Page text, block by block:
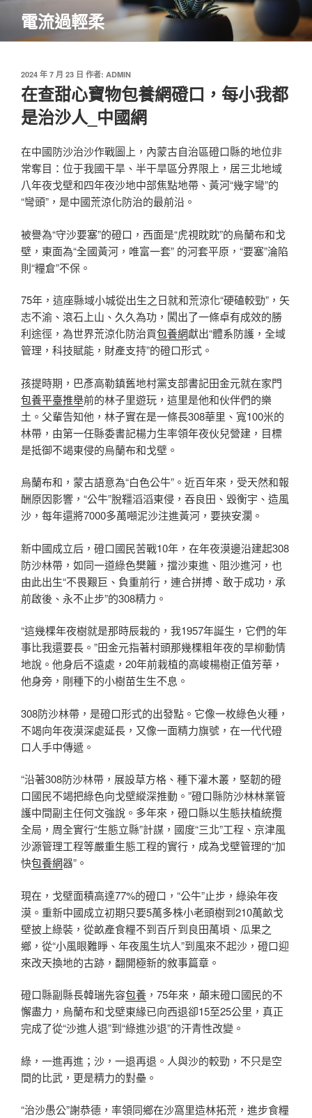
主
電流過輕柔
發
佈
於
2024 年 7 月 23 日 作者: ADMIN
在查甜心寶物包養網磴口，每小我都
是治沙人_中國網
在中國防沙治沙作戰圖上，內蒙古自治區磴口縣的地位非
常奪目：位于我國干旱、半干旱區分界限上，居三北地域
八年夜戈壁和四年夜沙地中部焦點地帶、黃河“幾字彎”的
“彎頭”，是中國荒涼化防治的最前沿。
被譽為“守沙要塞”的磴口，西面是“虎視眈眈”的烏蘭布和戈
壁，東面為“全國黃河，唯富一套” 的河套平原，“要塞”淪陷
則“糧倉”不保。
75年，這座縣域小城從出生之日就和荒涼化“硬磕較勁”，矢
志不渝、滾石上山、久久為功，闖出了一條卓有成效的勝
利途徑，為世界荒涼化防治貢包養網獻出“體系防護，全域
管理，科技賦能，財產支持”的磴口形式。
孩提時期，巴彥高勒鎮舊地村黨支部書記田金元就在家門
包養平臺推舉前的林子里遊玩，這里是他和伙伴們的樂
土。父輩告知他，林子實在是一條長308華里、寬100米的
林帶，由第一任縣委書記楊力生率領年夜伙兒營建，目標
是抵御不竭東侵的烏蘭布和戈壁。
烏蘭布和，蒙古語意為“白色公牛”。近百年來，受天然和報
酬原因影響，“公牛”脫韁滔滔東侵，吞良田、毀衡宇、造風
沙，每年還將7000多萬噸泥沙注進黃河，要挾安瀾。
新中國成立后，磴口國民苦戰10年，在年夜漠邊沿建起308
防沙林帶，如同一道綠色樊籬，擋沙東進、阻沙進河，也
由此出生“不畏艱巨、負重前行，連合拼搏、敢于成功，承
前啟後、永不止步”的308精力。
“這幾棵年夜樹就是那時辰栽的，我1957年誕生，它們的年
事比我還要長。”田金元指著村頭那幾棵粗年夜的旱柳動情
地說。他身后不遠處，20年前栽植的高峻楊樹正值芳華，
他身旁，剛種下的小樹苗生生不息。
308防沙林帶，是磴口形式的出發點。它像一枚綠色火種，
不竭向年夜漠深處延長，又像一面精力旗號，在一代代磴
口人手中傳遞。
“沿著308防沙林帶，展設草方格、種下灌木叢，堅韌的磴
口國民不竭把綠色向戈壁縱深推動。”磴口縣防沙林林業管
護中間副主任何文強說。多年來，磴口縣以生態扶植統攬
全局，周全實行“生態立縣”計謀，國度“三北”工程、京津風
沙源管理工程等嚴重生態工程的實行，成為戈壁管理的“加
快包養網器”。
現在，戈壁面積高達77%的磴口，“公牛”止步，綠染年夜
漠。重新中國成立初期只要5萬多株小老頭樹到210萬畝戈
壁披上綠裝，從畝產食糧不到百斤到良田萬頃、瓜果之
鄉，從“小風眼難睜、年夜風生坑人”到風來不起沙，磴口迎
來改天換地的古跡，翻開極新的敘事篇章。
磴口縣副縣長韓瑞先容包養 ，75年來，顛末磴口國民的不
懈盡力，烏蘭布和戈壁東緣已向西退卻15至25公里，真正
完成了從“沙進人退”到“綠進沙退”的汗青性改變。
綠，一進再進；沙，一退再退。人與沙的較勁，不只是空
間的比武，更是精力的對壘。
“治沙愚公”謝恭德，率領同鄉在沙窩里造林拓荒，進步食糧